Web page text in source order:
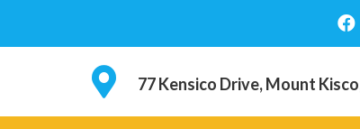
77 Kensico Drive, Mount